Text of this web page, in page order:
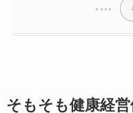
産業医と